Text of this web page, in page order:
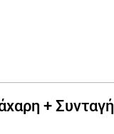
+ Συνταγή